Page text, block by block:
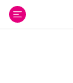
contenido